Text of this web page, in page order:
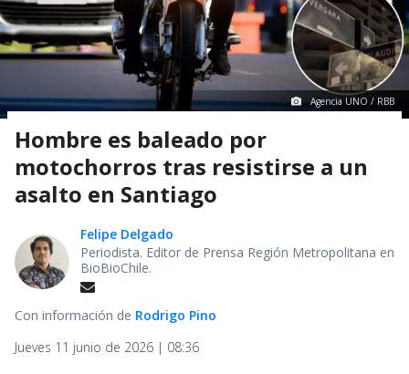
Agencia UNO / RBB
Hombre es baleado por
motochorros tras resistirse a un
asalto en Santiago
Felipe Delgado
Periodista. Editor de Prensa Región Metropolitana en
BioBioChile.
Con información de Rodrigo Pino
Jueves 11 junio de 2026 | 08:36